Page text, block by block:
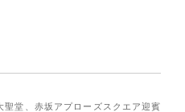
堂、赤坂アプローズスクエア迎賓